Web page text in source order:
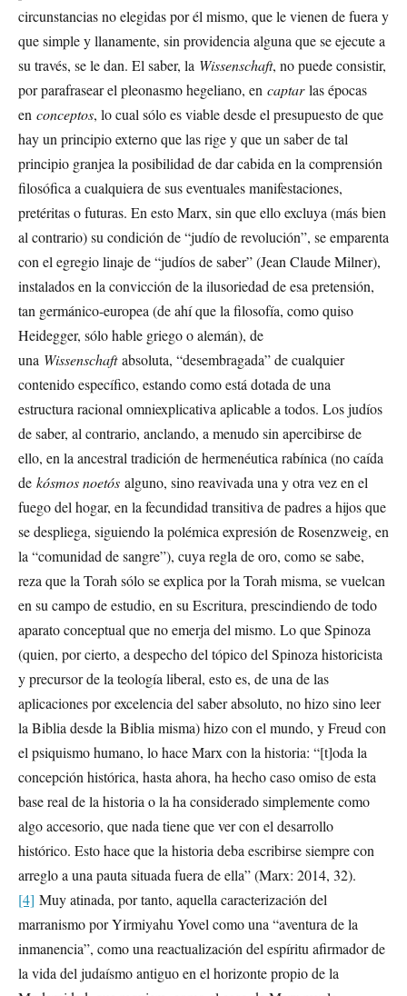
circunstancias no elegidas por él mismo, que le vienen de fuera y
que simple y llanamente, sin providencia alguna que se ejecute a
su través, se le dan. El saber, la Wissenschaft, no puede consistir,
por parafrasear el pleonasmo hegeliano, en captarlas épocas
en conceptos, lo cual sólo es viable desde el presupuesto de que
hay un principio externo que las rige y que un saber de tal
principio granjea la posibilidad de dar cabida en la comprensión
filosófica a cualquiera de sus eventuales manifestaciones,
pretéritas o futuras. En esto Marx, sin que ello excluya (más bien
al contrario) su condición de “judío de revolución”, se emparenta
con el egregio linaje de “judíos de saber” (Jean Claude Milner),
instalados en la convicción de la ilusoriedad de esa pretensión,
tan germánico-europea (de ahí que la filosofía, como quiso
Heidegger, sólo hable griego o alemán), de
una Wissenschaftabsoluta, “desembragada” de cualquier
contenido específico, estando como está dotada de una
estructura racional omniexplicativa aplicable a todos. Los judíos
de saber, al contrario, anclando, a menudo sin apercibirse de
ello, en la ancestral tradición de hermenéutica rabínica (no caída
de kósmos noetós alguno, sino reavivada una y otra vez en el
fuego del hogar, en la fecundidad transitiva de padres a hijos que
se despliega, siguiendo la polémica expresión de Rosenzweig, en
la “comunidad de sangre”), cuya regla de oro, como se sabe,
reza que la Torah sólo se explica por la Torah misma, se vuelcan
en su campo de estudio, en su Escritura, prescindiendo de todo
aparato conceptual que no emerja del mismo. Lo que Spinoza
(quien, por cierto, a despecho del tópico del Spinoza historicista
y precursor de la teología liberal, esto es, de una de las
aplicaciones por excelencia del saber absoluto, no hizo sino leer
la Biblia desde la Biblia misma) hizo con el mundo, y Freud con
el psiquismo humano, lo hace Marx con la historia: “[t]oda la
concepción histórica, hasta ahora, ha hecho caso omiso de esta
base real de la historia o la ha considerado simplemente como
algo accesorio, que nada tiene que ver con el desarrollo
histórico. Esto hace que la historia deba escribirse siempre con
arreglo a una pauta situada fuera de ella” (Marx: 2014, 32).
[4] Muy atinada, por tanto, aquella caracterización del
marranismo por Yirmiyahu Yovel como una “aventura de la
inmanencia”, como una reactualización del espíritu afirmador de
la vida del judaísmo antiguo en el horizonte propio de la